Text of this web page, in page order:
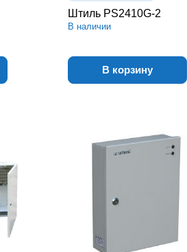
Штиль PS2410G-2
В наличии
В корзину